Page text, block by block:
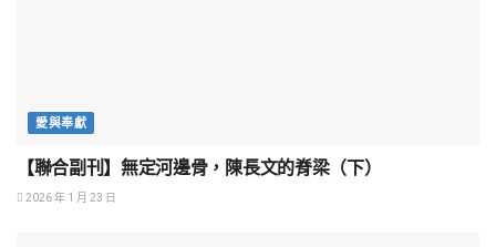
愛與奉獻
【聯合副刊】無定河邊骨，陳長文的脊梁（下）
2026 年 1 月 23 日